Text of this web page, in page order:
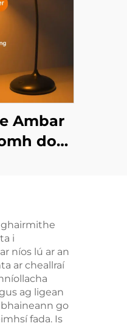
Ambar
do
ghairmithe
i
níos lú ar an
ar cheallraí
ag ligean
go
fada. Is